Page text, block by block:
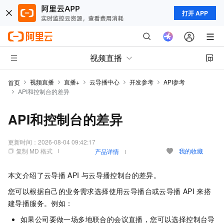
打开 APP
视频直播
首页 视频直播 直播+ 云导播中心 开发参考
API参考
API和控制台的差异
API和控制台的差异
更新时间： 2026-08-04 09:42:17
复制 MD 格式
产品详情 我的收藏
本文介绍了云导播 API 与云导播控制台的差异。
您可以根据自己的业务需求选择使用云导播台或云导播 API 来搭
建导播服务。例如：
如果公司要做一场多地联合的会议直播，您可以选择控制台导